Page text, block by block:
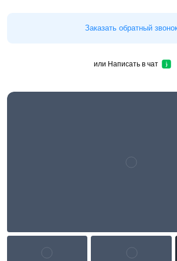
Заказать обратный
или Написать в чат